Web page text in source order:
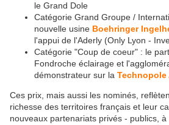
le Grand Dole
Catégorie Grand Groupe /
nouvelle usine Boehringer
l'appui de l'Aderly (Only Lyon -
Catégorie "Coup de coeur" : le
Fondroche éclairage et
démonstrateur sur la Technopole
Ces prix, mais aussi les nominés,
richesse des territoires français et leur
nouveaux partenariats privés - publics, à